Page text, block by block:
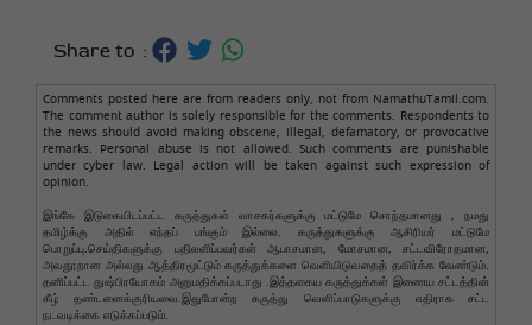
Share to :
Comments posted here are from readers only, not from NamathuTamil.com.
The comment author is solely responsible for the comments. Respondents to
the news should avoid making obscene, illegal, defamatory, or provocative
remarks. Personal abuse is not allowed. Such comments are punishable
under cyber law. Legal action will be taken against such expression of
opinion.
இங்கே இடுகையிடப்பட்ட கருத்துகள் வாசகர்களுக்கு மட்டுமே சொந்தமானது , நமது
தமிழ்க்கு அதில் எந்தப் பங்கும் இல்லை. கருத்துகளுக்கு ஆசிரியர் மட்டுமே
பொறுப்பு.செய்திகளுக்கு பதிலளிப்பவர்கள் ஆபாசமான, மோசமான, சட்டவிரோதமான,
அவதூறான அல்லது ஆத்திரமூட்டும் கருத்துக்களை வெளியிடுவதைத் தவிர்க்க வேண்டும்.
தனிப்பட்ட துஷ்பிரயோகம் அனுமதிக்கப்படாது .இத்தகைய கருத்துக்கள் இணைய சட்டத்தின்
கீழ் தண்டனைக்குரியவை.இதுபோன்ற கருத்து வெளிப்பாடுகளுக்கு எதிராக சட்ட
நடவடிக்கை எடுக்கப்படும்.